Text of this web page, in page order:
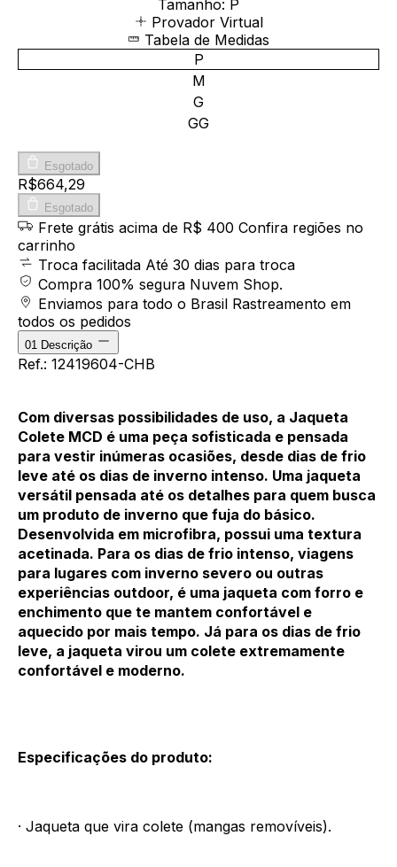
Tamanho: P
Provador Virtual
Tabela de Medidas
P
M
G
GG
Esgotado
R$664,29
Esgotado
Frete grátis acima de R$ 400 Confira regiões no
carrinho
Troca facilitada Até 30 dias para troca
Compra 100% segura Nuvem Shop.
Enviamos para todo o Brasil Rastreamento em
todos os pedidos
01 Descrição
Ref.: 12419604-CHB
Com diversas possibilidades de uso, a Jaqueta
Colete MCD é uma peça sofisticada e pensada
para vestir inúmeras ocasiões, desde dias de frio
leve até os dias de inverno intenso. Uma jaqueta
versátil pensada até os detalhes para quem busca
um produto de inverno que fuja do básico.
Desenvolvida em microfibra, possui uma textura
acetinada. Para os dias de frio intenso, viagens
para lugares com inverno severo ou outras
experiências outdoor, é uma jaqueta com forro e
enchimento que te mantem confortável e
aquecido por mais tempo. Já para os dias de frio
leve, a jaqueta virou um colete extremamente
confortável e moderno.
Especificações do produto:
· Jaqueta que vira colete (mangas removíveis).